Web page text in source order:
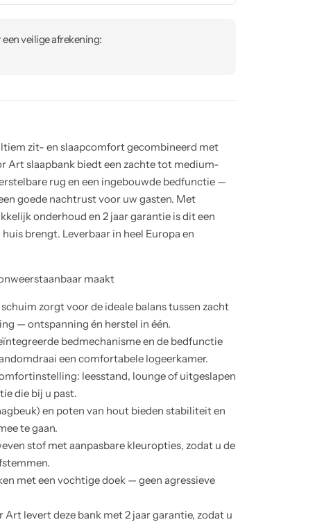
een veilige afrekening:
zit- en slaapcomfort gecombineerd met
Art slaapbank biedt een zachte tot medium-
rug en een ingebouwde bedfunctie —
goede nachtrust voor uw gasten. Met
onderhoud en 2 jaar garantie is dit een
brengt. Leverbaar in heel Europa en
maakt
zorgt voor de ideale balans tussen zacht
— ontspanning én herstel in één.
bedmechanisme en de bedfunctie
een comfortabele logeerkamer.
leesstand, lounge of uitgeslapen
die bij u past.
en poten van hout bieden stabiliteit en
te gaan.
stof met aanpasbare kleuropties, zodat u de
met een vochtige doek — geen agressieve
levert deze bank met 2 jaar garantie, zodat u